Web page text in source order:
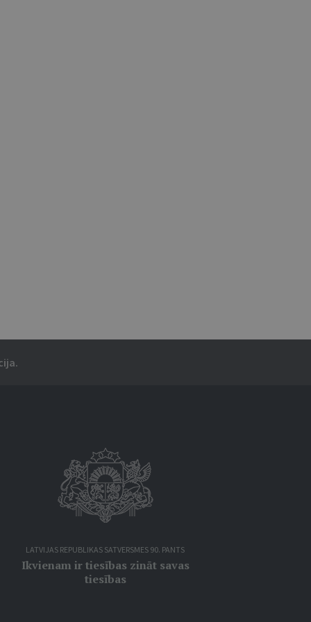
LATVIJAS REPUBLIKAS SATVERSMES 90. PANTS
Ikvienam ir tiesības zināt savas
tiesības